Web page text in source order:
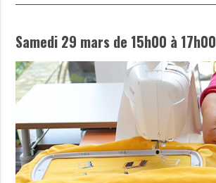
Samedi 29 mars de 15h00 à 17h00